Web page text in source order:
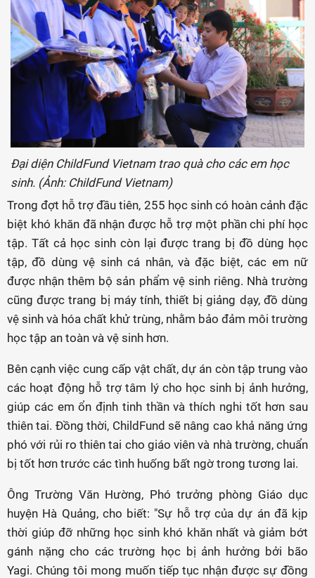
Đại diện ChildFund Vietnam trao quà cho các em học
sinh. (Ảnh: ChildFund Vietnam)
Trong đợt hỗ trợ đầu tiên, 255 học sinh có hoàn cảnh đặc
biệt khó khăn đã nhận được hỗ trợ một phần chi phí học
tập. Tất cả học sinh còn lại được trang bị đồ dùng học
tập, đồ dùng vệ sinh cá nhân, và đặc biệt, các em nữ
được nhận thêm bộ sản phẩm vệ sinh riêng. Nhà trường
cũng được trang bị máy tính, thiết bị giảng dạy, đồ dùng
vệ sinh và hóa chất khử trùng, nhằm bảo đảm môi trường
học tập an toàn và vệ sinh hơn.
Bên cạnh việc cung cấp vật chất, dự án còn tập trung vào
các hoạt động hỗ trợ tâm lý cho học sinh bị ảnh hưởng,
giúp các em ổn định tinh thần và thích nghi tốt hơn sau
thiên tai. Đồng thời, ChildFund sẽ nâng cao khả năng ứng
phó với rủi ro thiên tai cho giáo viên và nhà trường, chuẩn
bị tốt hơn trước các tình huống bất ngờ trong tương lai.
Ông Trường Văn Hường, Phó trưởng phòng Giáo dục
huyện Hà Quảng, cho biết: "Sự hỗ trợ của dự án đã kịp
thời giúp đỡ những học sinh khó khăn nhất và giảm bớt
gánh nặng cho các trường học bị ảnh hưởng bởi bão
Yagi. Chúng tôi mong muốn tiếp tục nhận được sự đồng